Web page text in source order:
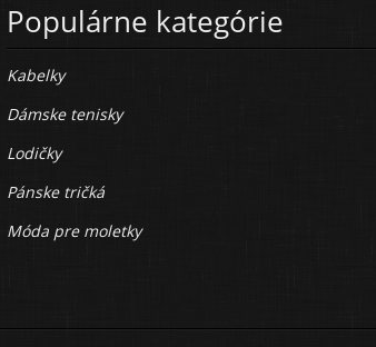
Populárne kategórie
Kabelky
Dámske tenisky
Lodičky
Pánske tričká
Móda pre moletky